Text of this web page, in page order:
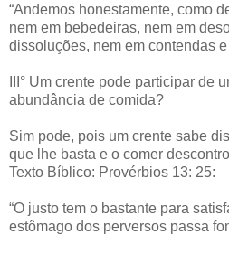
“Andemos honestamente, como
nem em bebedeiras, nem em
dissoluções, nem em contendas e
III° Um crente pode participar de
abundância de comida?
Sim pode, pois um crente sabe
que lhe basta e o comer
Texto Bíblico: Provérbios 13: 25:
“O justo tem o bastante para
estômago dos perversos passa